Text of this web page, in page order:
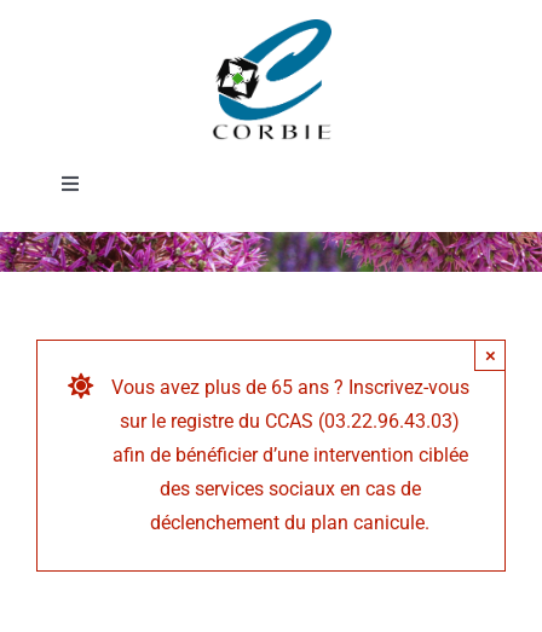
Toggle
Mairie
SERVICES MUNICIPAUX
LOISIRS
Vous avez plus de 65 ans ? Inscrivez-vous
sur le registre du CCAS (03.22.96.43.03)
afin de bénéficier d’une intervention ciblée
des services sociaux en cas de
déclenchement du plan canicule.
×